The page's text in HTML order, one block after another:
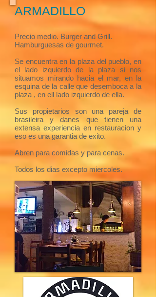
ARMADILLO
Precio medio. Burger and Grill.
Hamburguesas de gourmet.
Se encuentra en la plaza del pueblo, en
el lado izquierdo de la plaza si nos
situamos mirando hacia el mar, en la
esquina de la calle que desemboca a la
plaza , en ell lado izquierdo de ella.
Sus propietarios son una pareja de
brasileira y danes que tienen una
extensa experiencia en restauracion y
eso es una garantia de exito.
Abren para comidas y para cenas.
Todos los dias excepto miercoles.